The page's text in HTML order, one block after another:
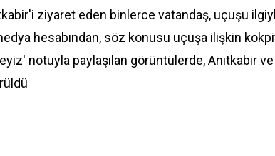
ziyaret eden binlerce vatandaş, uçuşu
hesabından, söz konusu uçuşa ilişkin
notuyla paylaşılan görüntülerde, Anıtkabir ve